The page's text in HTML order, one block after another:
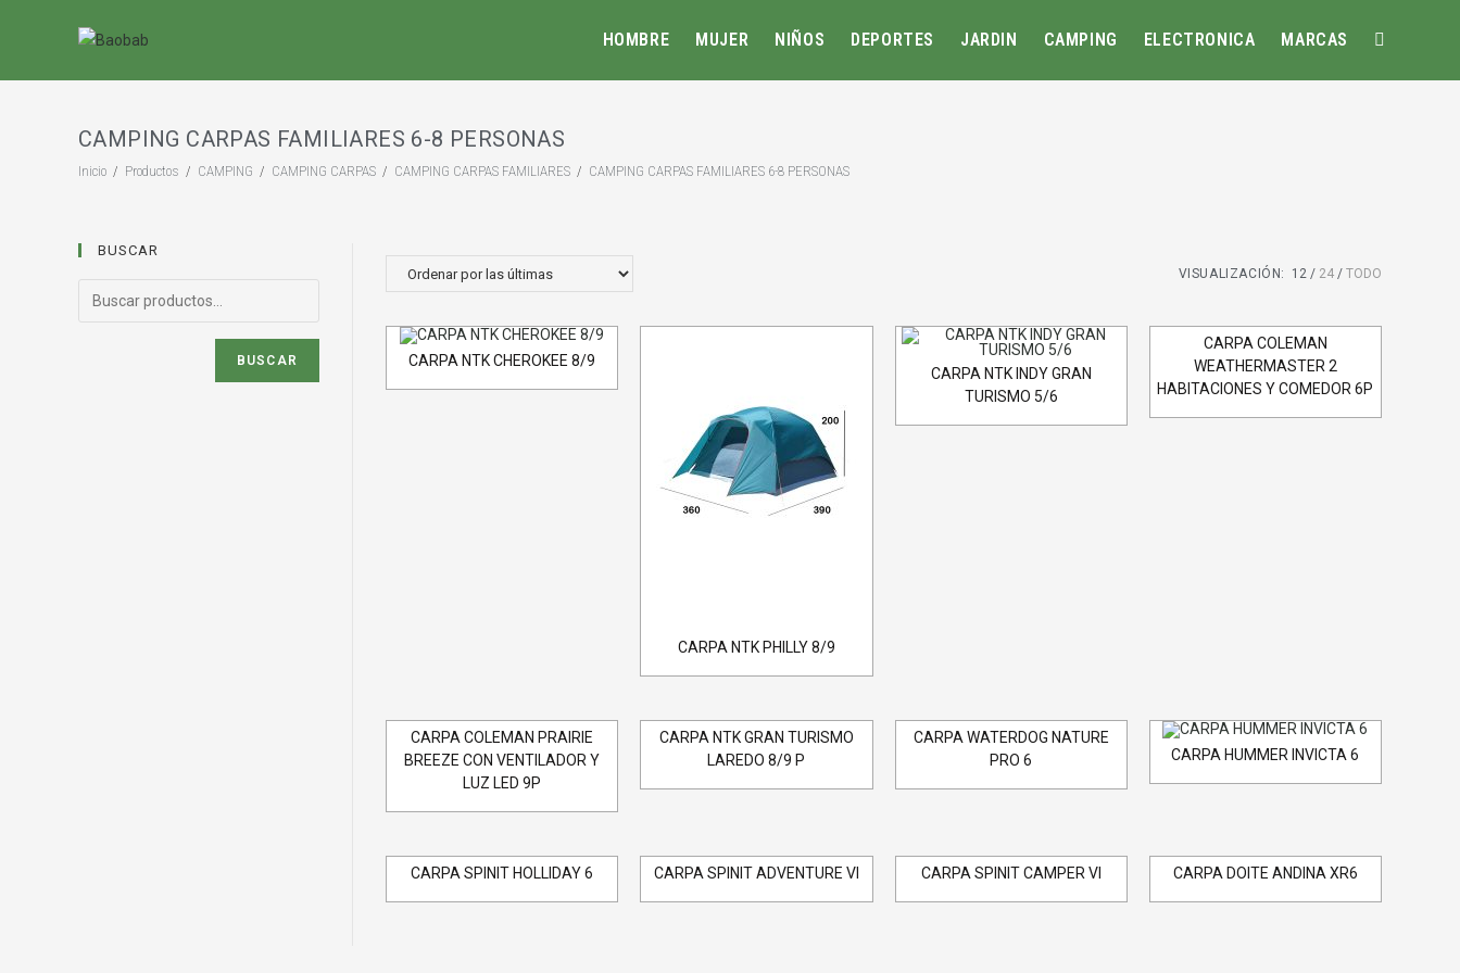
HOMBRE MUJER NIÑOS DEPORTES JARDIN CAMPING ELECTRONICA MARCAS
CAMPING CARPAS FAMILIARES 6-8 PERSONAS
Inicio / Productos / CAMPING / CAMPING CARPAS / CAMPING CARPAS FAMILIARES / CAMPING CARPAS FAMILIARES 6-8 PERSONAS
VISUALIZACIÓN: 12 24 TODO
CARPA NTK CHEROKEE 8/9
CARPA NTK PHILLY 8/9
CARPA NTK INDY GRAN
TURISMO 5/6
CARPA COLEMAN
WEATHERMASTER 2
HABITACIONES Y COMEDOR 6P
CARPA COLEMAN PRAIRIE
BREEZE CON VENTILADOR Y
LUZ LED 9P
CARPA NTK GRAN TURISMO
LAREDO 8/9 P
CARPA WATERDOG NATURE
PRO 6
CARPA HUMMER INVICTA 6
CARPA SPINIT HOLLIDAY 6 CARPA SPINIT ADVENTURE VI CARPA SPINIT CAMPER VI CARPA DOITE ANDINA XR6
BUSCAR
BUSCAR